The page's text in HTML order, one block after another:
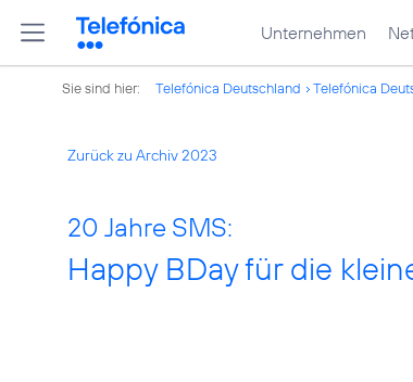
Unternehmen
Sie sind hier: Telefónica Deutschland Telefónica
Zurück zu Archiv 2023
20 Jahre SMS:
Happy BDay für die